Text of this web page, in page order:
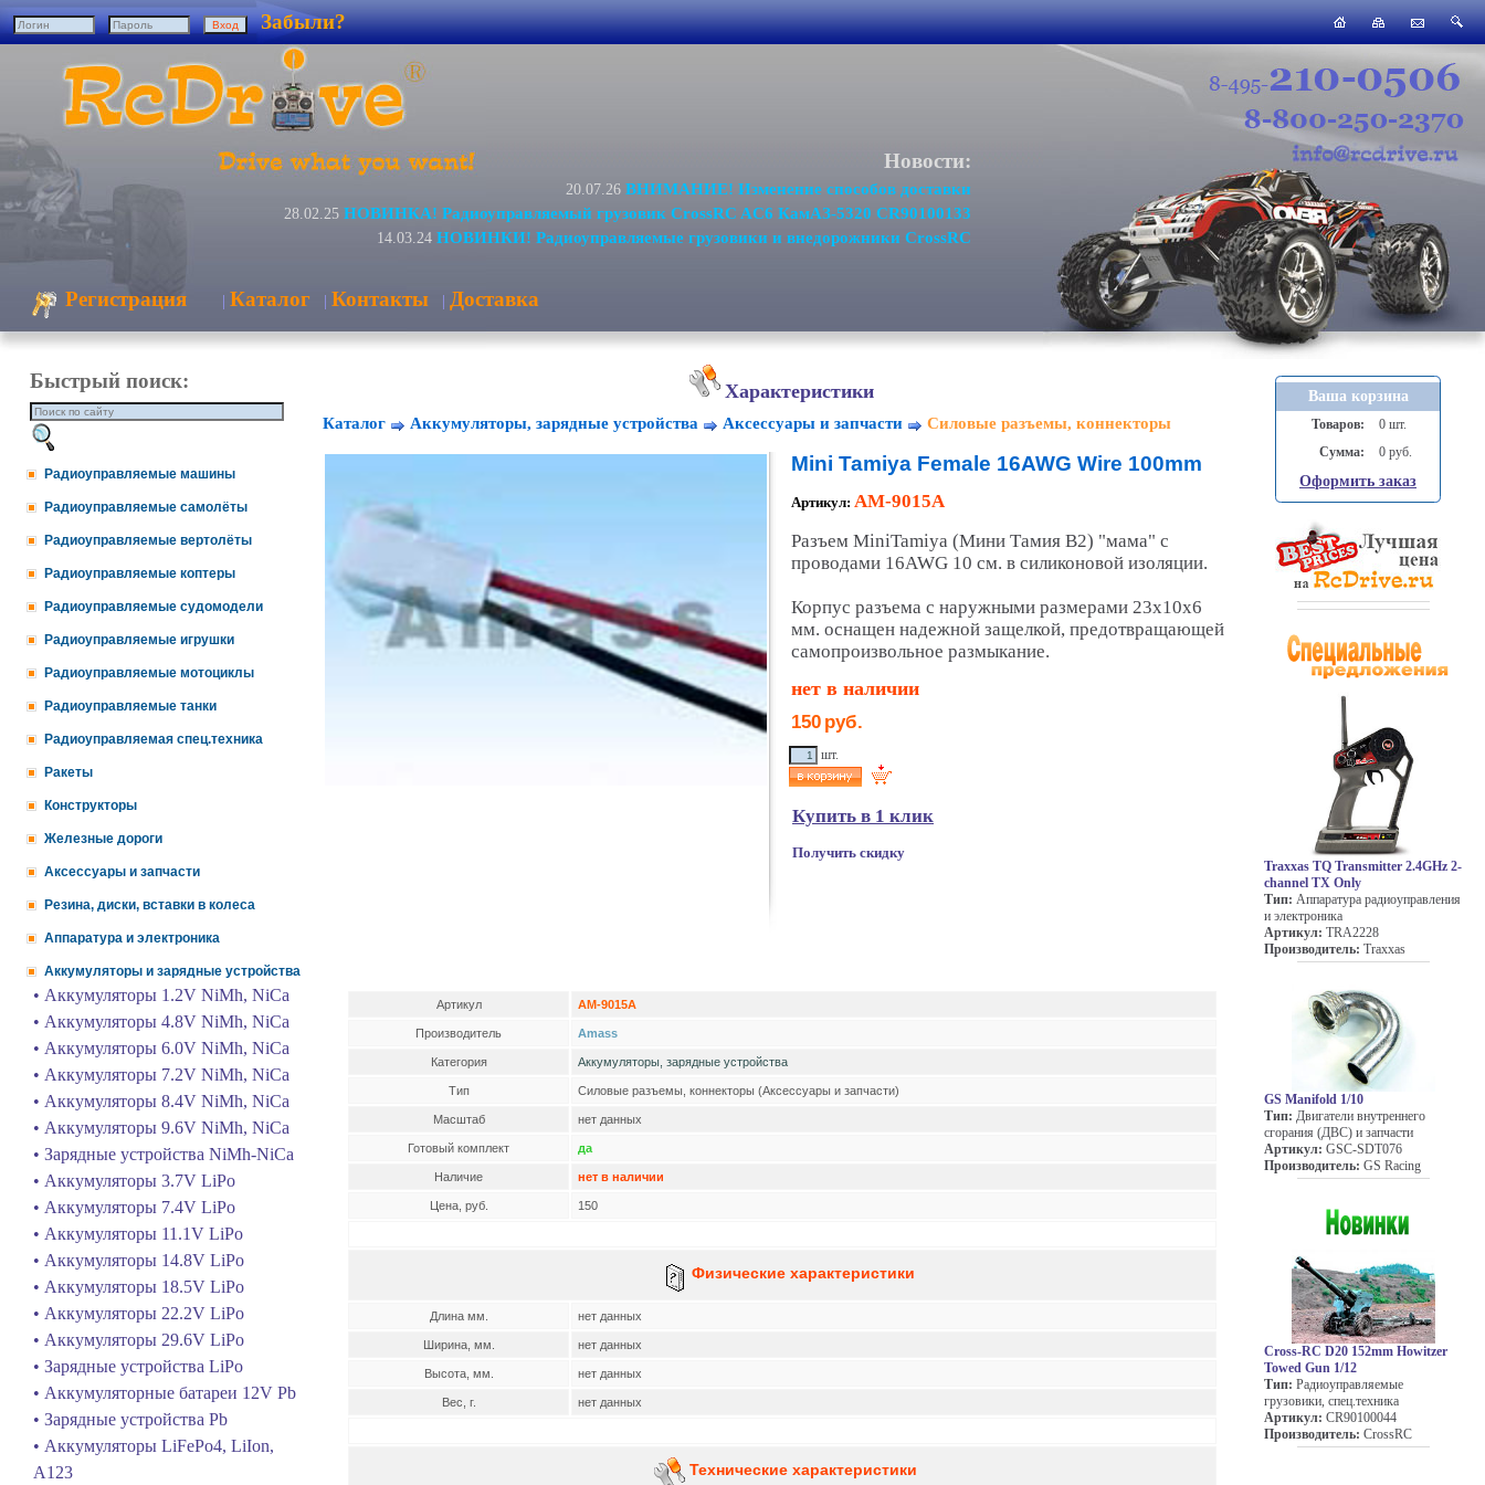
Забыли?
Новости:
20.07.26 ВНИМАНИЕ! Изменение способов доставки
28.02.25 НОВИНКА! Радиоуправляемый грузовик CrossRC AC6 КамАЗ-5320 CR90100133
14.03.24 НОВИНКИ! Радиоуправляемые грузовики и внедорожники CrossRC
Регистрация | Каталог | Контакты | Доставка
Быстрый поиск:
Радиоуправляемые машины
Радиоуправляемые самолёты
Радиоуправляемые вертолёты
Радиоуправляемые коптеры
Радиоуправляемые судомодели
Радиоуправляемые игрушки
Радиоуправляемые мотоциклы
Радиоуправляемые танки
Радиоуправляемая спец.техника
Ракеты
Конструкторы
Железные дороги
Аксессуары и запчасти
Резина, диски, вставки в колеса
Аппаратура и электроника
Аккумуляторы и зарядные устройства
• Аккумуляторы 1.2V NiMh, NiCa
• Аккумуляторы 4.8V NiMh, NiCa
• Аккумуляторы 6.0V NiMh, NiCa
• Аккумуляторы 7.2V NiMh, NiCa
• Аккумуляторы 8.4V NiMh, NiCa
• Аккумуляторы 9.6V NiMh, NiCa
• Зарядные устройства NiMh-NiCa
• Аккумуляторы 3.7V LiPo
• Аккумуляторы 7.4V LiPo
• Аккумуляторы 11.1V LiPo
• Аккумуляторы 14.8V LiPo
• Аккумуляторы 18.5V LiPo
• Аккумуляторы 22.2V LiPo
• Аккумуляторы 29.6V LiPo
• Зарядные устройства LiPo
• Аккумуляторные батареи 12V Pb
• Зарядные устройства Pb
• Аккумуляторы LiFePo4, LiIon,
A123
Характеристики
Каталог Аккумуляторы, зарядные устройства Аксессуары и запчасти Силовые разъемы, коннекторы
Mini Tamiya Female 16AWG Wire 100mm
Артикул: AM-9015A
Разъем MiniTamiya (Мини Тамия B2) "мама" с
проводами 16AWG 10 см. в силиконовой изоляции.
Корпус разъема с наружными размерами 23х10х6
мм. оснащен надежной защелкой, предотвращающей
самопроизвольное размыкание.
нет в наличии
150 руб.
шт.
Купить в 1 клик
Получить скидку
Артикул AM-9015A
Производитель Amass
Категория Аккумуляторы, зарядные устройства
Тип Силовые разъемы, коннекторы (Аксессуары и запчасти)
Масштаб нет данных
Готовый комплект да
Наличие нет в наличии
Цена, руб. 150
Физические характеристики
Длина мм. нет данных
Ширина, мм. нет данных
Высота, мм. нет данных
Вес, г. нет данных
Технические характеристики
Ваша корзина
Товаров:
0 шт.
Сумма:
0 руб.
Оформить заказ
Traxxas TQ Transmitter 2.4GHz 2-
channel TX Only
Тип: Аппаратура радиоуправления
и электроника
Артикул: TRA2228
Производитель: Traxxas
GS Manifold 1/10
Тип: Двигатели внутреннего
сгорания (ДВС) и запчасти
Артикул: GSC-SDT076
Производитель: GS Racing
Cross-RC D20 152mm Howitzer
Towed Gun 1/12
Тип: Радиоуправляемые
грузовики, спец.техника
Артикул: CR90100044
Производитель: CrossRC